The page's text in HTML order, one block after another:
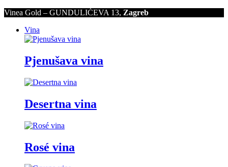
Vinea Gold – GUNDULIĆEVA 13, Zagreb
Vina
Pjenušava vina
Desertna vina
Rosé vina